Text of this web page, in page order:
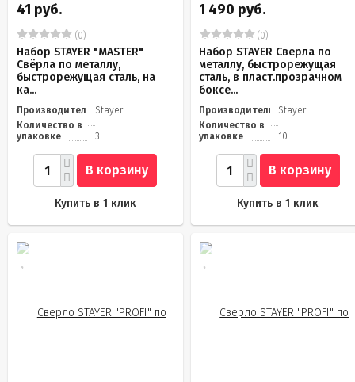
41 руб.
(0)
Набор STAYER "MASTER"
Свёрла по металлу,
быстрорежущая сталь, на
ка...
Производитель
Stayer
Количество в
упаковке
3
В корзину
Купить в 1 клик
1 490 руб.
(0)
Набор STAYER Сверла по
металлу, быстрорежущая
сталь, в пласт.прозрачном
боксе...
Производитель
Stayer
Количество в
упаковке
10
В корзину
Купить в 1 клик